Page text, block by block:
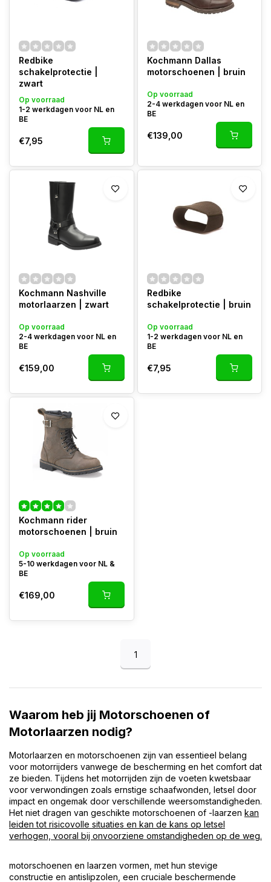
Redbike
schakelprotectie |
zwart
Op voorraad
1-2 werkdagen voor NL en
BE
€7,95
Kochmann Dallas
motorschoenen | bruin
Op voorraad
2-4 werkdagen voor NL en
BE
€139,00
Kochmann Nashville
motorlaarzen | zwart
Op voorraad
2-4 werkdagen voor NL en
BE
€159,00
Redbike
schakelprotectie | bruin
Op voorraad
1-2 werkdagen voor NL en
BE
€7,95
Kochmann rider
motorschoenen | bruin
Op voorraad
5-10 werkdagen voor NL &
BE
€169,00
1
Waarom heb jij Motorschoenen of
Motorlaarzen nodig?
Motorlaarzen en motorschoenen zijn van essentieel belang
voor motorrijders vanwege de bescherming en het comfort dat
ze bieden. Tijdens het motorrijden zijn de voeten kwetsbaar
voor verwondingen zoals ernstige schaafwonden, letsel door
impact en ongemak door verschillende weersomstandigheden.
Het niet dragen van geschikte motorschoenen of -laarzen kan
leiden tot risicovolle situaties en kan de kans op letsel
verhogen, vooral bij onvoorziene omstandigheden op de weg.
motorschoenen en laarzen vormen, met hun stevige
constructie en antislipzolen, een cruciale beschermende